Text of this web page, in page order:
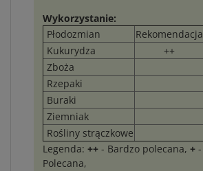
Wykorzystanie:
Płodozmian
Rekomendacja
Kukurydza
++
Zboża
Rzepaki
Buraki
Ziemniak
Rośliny strączkowe
Legenda: ++- Bardzo polecana, +-
Polecana,